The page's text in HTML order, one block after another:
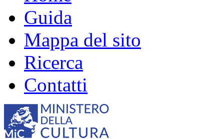
Guida
Mappa del sito
Ricerca
Contatti